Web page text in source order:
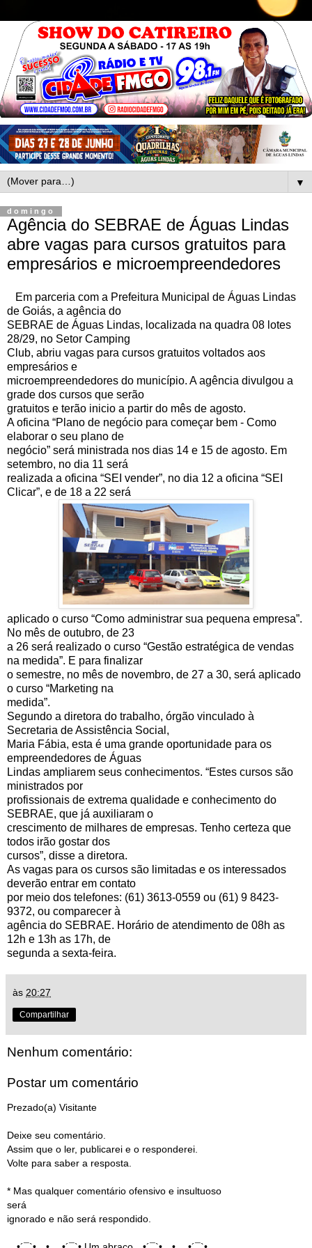
▼
domingo
Agência do SEBRAE de Águas Lindas
abre vagas para cursos gratuitos para
empresários e microempreendedores
Em parceria com a Prefeitura Municipal de Águas Lindas
de Goiás, a agência do
SEBRAE de Águas Lindas, localizada na quadra 08 lotes
28/29, no Setor Camping
Club, abriu vagas para cursos gratuitos voltados aos
empresários e
microempreendedores do município. A agência divulgou a
grade dos cursos que serão
gratuitos e terão inicio a partir do mês de agosto.
A oficina “Plano de negócio para começar bem - Como
elaborar o seu plano de
negócio” será ministrada nos dias 14 e 15 de agosto. Em
setembro, no dia 11 será
realizada a oficina “SEI vender”, no dia 12 a oficina “SEI
Clicar”, e de 18 a 22 será
aplicado o curso “Como administrar sua pequena empresa”.
No mês de outubro, de 23
a 26 será realizado o curso “Gestão estratégica de vendas
na medida”. E para finalizar
o semestre, no mês de novembro, de 27 a 30, será aplicado
o curso “Marketing na
medida”.
Segundo a diretora do trabalho, órgão vinculado à
Secretaria de Assistência Social,
Maria Fábia, esta é uma grande oportunidade para os
empreendedores de Águas
Lindas ampliarem seus conhecimentos. “Estes cursos são
ministrados por
profissionais de extrema qualidade e conhecimento do
SEBRAE, que já auxiliaram o
crescimento de milhares de empresas. Tenho certeza que
todos irão gostar dos
cursos”, disse a diretora.
As vagas para os cursos são limitadas e os interessados
deverão entrar em contato
por meio dos telefones: (61) 3613-0559 ou (61) 9 8423-
9372, ou comparecer à
agência do SEBRAE. Horário de atendimento de 08h as
12h e 13h as 17h, de
segunda a sexta-feira.
às 20:27
Compartilhar
Nenhum comentário:
Postar um comentário
Prezado(a) Visitante
Deixe seu comentário.
Assim que o ler, publicarei e o responderei.
Volte para saber a resposta.
* Mas qualquer comentário ofensivo e insultuoso
será
ignorado e não será respondido.